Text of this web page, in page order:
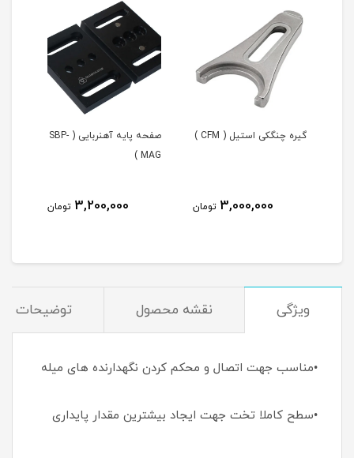
گیره چنگکی استیل ( CFM )
3,000,000 تومان
صفحه پایه آهنربایی ( SBP-
MAG )
3,200,000 تومان
ویژگی نقشه محصول توضیحات
•مناسب جهت اتصال و محکم کردن نگهدارنده های میله
•سطح کاملا تخت جهت ایجاد بیشترین مقدار پایداری